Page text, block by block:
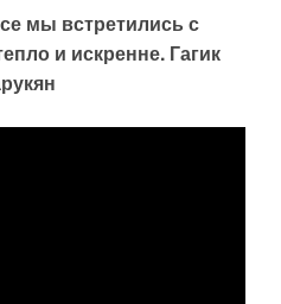
мы встретились с
и искренне. Гагик